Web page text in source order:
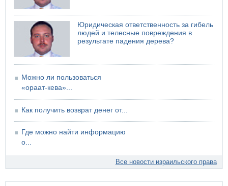
миллиард шекелей сверх утвержденного бюджета "на
срочные секретные нужды"
09.08.2026 13:46
В больнице "Шамир" борются за жизнь забытого в
закрытой машине пятилетнего ребенка
09.08.2026 13:38
NYT: Хизбалла переживает самый серьезный
финансовый кризис за многие годы
09.08.2026 13:29
ребенок утонул, упав в бассейн
09.08.2026 08:30
Авиакомпания Air Canada вновь отсрочила
возвращение в Израиль
Тело мужчины обнаружено сегодня на открытой
местности недалеко от Реховота
Юридическая ответственность за гибель
людей и телесные повреждения в
результате падения дерева?
Можно ли пользоваться
«ораат-кева»...
Как получить возврат денег от...
Где можно найти информацию
о...
Все новости израильского права